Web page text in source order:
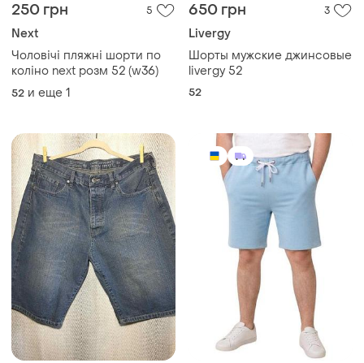
250 грн 5
Next
Чоловічі пляжні шорти по
коліно next розм 52 (w36)
52 и еще 1
650 грн 3
Livergy
Шорты мужские джинсовые
livergy 52
52